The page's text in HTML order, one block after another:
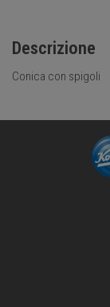
Descrizione
Conica con spigoli